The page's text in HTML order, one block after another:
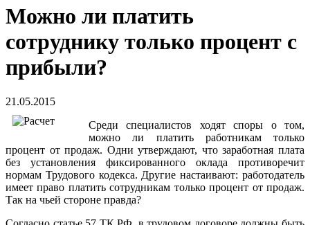
Можно ли платить
сотруднику только процент с
прибыли?
21.05.2015
Среди специалистов ходят споры о том,
можно ли платить работникам только
процент от продаж. Одни утверждают, что заработная плата
без установления фиксированного оклада противоречит
нормам Трудового кодекса. Другие настаивают: работодатель
имеет право платить сотрудникам только процент от продаж.
Так на чьей стороне правда?